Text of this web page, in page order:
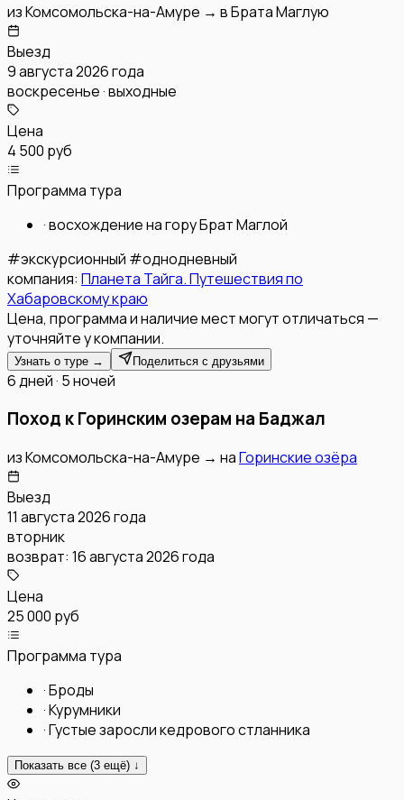
изКомсомольска-на-Амуре → вБрата Маглую
Выезд
9 августа 2026 года
воскресенье · выходные
Цена
4 500 руб
Программа тура
·восхождение на гору Брат Маглой
#экскурсионный #однодневный
компания: Планета Тайга. Путешествия по
Хабаровскому краю
Цена, программа и наличие мест могут отличаться —
уточняйте у компании.
Узнать о туре → Поделиться с друзьями
6 дней · 5 ночей
Поход к Горинским озерам на Баджал
изКомсомольска-на-Амуре → наГоринские озёра
Выезд
11 августа 2026 года
вторник
возврат: 16 августа 2026 года
Цена
25 000 руб
Программа тура
·Броды
·Курумники
·Густые заросли кедрового стланника
Показать все (3 ещё) ↓